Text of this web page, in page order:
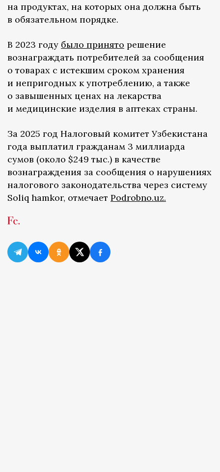
на продуктах, на которых она должна быть
в обязательном порядке.
В 2023 году было принято решение
вознаграждать потребителей за сообщения
о товарах с истекшим сроком хранения
и непригодных к употреблению, а также
о завышенных ценах на лекарства
и медицинские изделия в аптеках страны.
За 2025 год Налоговый комитет Узбекистана
года выплатил гражданам 3 миллиарда
сумов (около $249 тыс.) в качестве
вознаграждения за сообщения о нарушениях
налогового законодательства через систему
Soliq hamkor, отмечает Podrobno.uz.